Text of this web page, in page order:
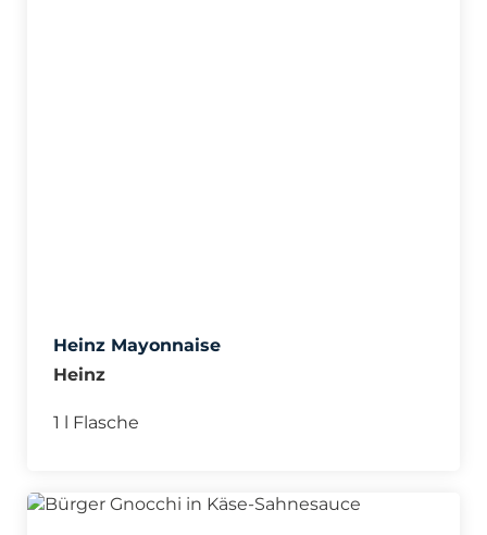
Heinz Mayonnaise
Heinz
1 l Flasche